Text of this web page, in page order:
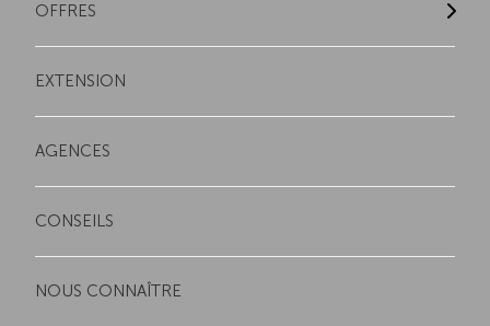
OFFRES
EXTENSION
AGENCES
CONSEILS
NOUS CONNAÎTRE